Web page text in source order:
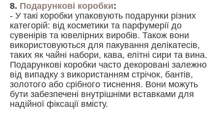
8. Подарункові коробки:
- У такі коробки упаковують подарунки різних
категорій: від косметики та парфумерії до
сувенірів та ювелірних виробів. Також вони
використовуються для пакування делікатесів,
таких як чайні набори, кава, елітні сири та вина.
Подарункові коробки часто декоровані залежно
від випадку з використанням стрічок, бантів,
золотого або срібного тиснення. Вони можуть
бути забезпечені внутрішніми вставками для
надійної фіксації вмісту.